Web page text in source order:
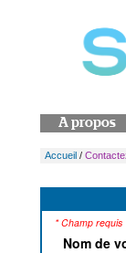
A propos
Accueil /
* Champ requis
Nom de